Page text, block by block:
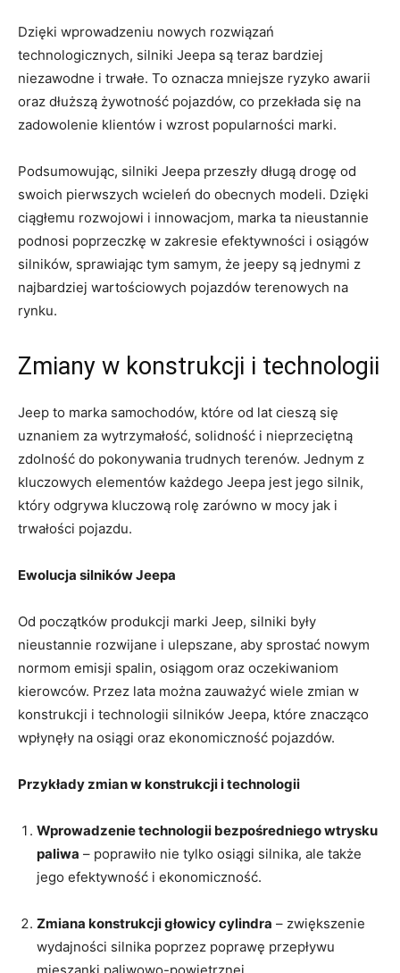
Dzięki wprowadzeniu nowych rozwiązań
technologicznych, silniki Jeepa są teraz bardziej
niezawodne i trwałe. To oznacza ‍mniejsze ryzyko awarii
oraz dłuższą żywotność pojazdów, co przekłada się‌ na
zadowolenie klientów i wzrost popularności marki.
Podsumowując, silniki Jeepa przeszły długą drogę od
swoich pierwszych wcieleń do obecnych modeli. Dzięki
ciągłemu rozwojowi i innowacjom, ​marka ta ​nieustannie
‌podnosi poprzeczkę w zakresie efektywności i osiągów
silników, sprawiając tym ​samym, że jeepy są jednymi z
najbardziej wartościowych pojazdów terenowych na
rynku.
Zmiany w‍ konstrukcji i technologii
Jeep to‍ marka samochodów, które od lat cieszą‍ się
⁤uznaniem za wytrzymałość, solidność ⁤i nieprzeciętną
zdolność do pokonywania trudnych terenów. Jednym z
kluczowych ‌elementów każdego⁢ Jeepa jest jego silnik,
który ⁤odgrywa kluczową‍ rolę zarówno w ⁣mocy jak i
trwałości pojazdu.
Ewolucja silników Jeepa
Od początków produkcji marki Jeep, silniki⁢ były
nieustannie rozwijane i ulepszane, aby ‍sprostać nowym
normom emisji spalin, osiągom oraz oczekiwaniom
⁣kierowców.​ Przez lata można⁣ zauważyć wiele ⁣zmian w
konstrukcji i technologii silników Jeepa, które znacząco
wpłynęły na ​osiągi oraz ekonomiczność pojazdów.
Przykłady ⁤zmian w konstrukcji i technologii
Wprowadzenie technologii bezpośredniego wtrysku
paliwa – poprawiło⁣ nie tylko osiągi silnika, ale także
jego efektywność i ekonomiczność.
Zmiana konstrukcji głowicy cylindra – zwiększenie
wydajności silnika poprzez poprawę przepływu
mieszanki paliwowo-powietrznej.